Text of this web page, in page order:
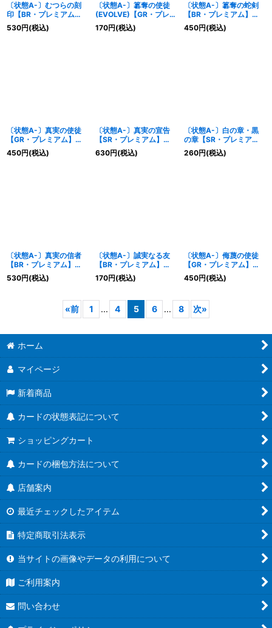
〔状態A-〕むつらの刻
印【BR・プレミアム】
{BP05-P08}《エルフ》
530円(税込)
〔状態A-〕簒奪の使徒
(EVOLVE)【GR・プレミ
アム】{BP05-P10}《ロ
イヤル》
170円(税込)
〔状態A-〕簒奪の蛇剣
【BR・プレミアム】
{BP05-P13}《ロイヤ
ル》
450円(税込)
〔状態A-〕真実の使徒
【GR・プレミアム】
{BP05-P15}《ウィッ
チ》
450円(税込)
〔状態A-〕真実の宣告
【SR・プレミアム】
{BP05-P18}《ウィッ
チ》
630円(税込)
〔状態A-〕白の章・黒
の章【SR・プレミア
ム】{BP05-P19}《ウィ
ッチ》
260円(税込)
〔状態A-〕真実の信者
【BR・プレミアム】
{BP05-P20}《ウィッ
チ》
530円(税込)
〔状態A-〕誠実なる友
【BR・プレミアム】
{BP05-P24}《ウィッ
チ》
170円(税込)
〔状態A-〕侮蔑の使徒
【GR・プレミアム】
{BP05-P25}《ドラゴ
ン》
450円(税込)
«前 1 ... 4 5 6 ... 8 次»
ホーム
マイページ
新着商品
カードの状態表記について
ショッピングカート
カードの梱包方法について
店舗案内
最近チェックしたアイテム
特定商取引法表示
当サイトの画像やデータの利用について
ご利用案内
問い合わせ